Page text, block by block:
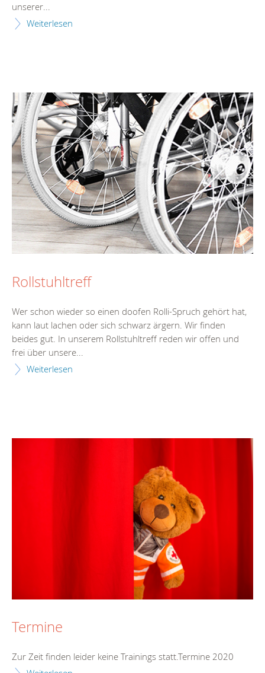
unserer...
Weiterlesen
Rollstuhltreff
Wer schon wieder so einen doofen Rolli-Spruch gehört hat,
kann laut lachen oder sich schwarz ärgern. Wir finden
beides gut. In unserem Rollstuhltreff reden wir offen und
frei über unsere...
Weiterlesen
Termine
Zur Zeit finden leider keine Trainings statt.Termine 2020